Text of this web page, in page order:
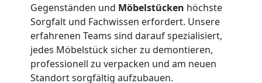
Gegenständen und Möbelstücken höchste
Sorgfalt und Fachwissen erfordert. Unsere
erfahrenen Teams sind darauf spezialisiert,
jedes Möbelstück sicher zu demontieren,
professionell zu verpacken und am neuen
Standort sorgfältig aufzubauen.
Leonding
Küchenumzug